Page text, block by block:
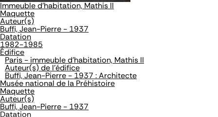
Immeuble d'habitation, Mathis II
Maquette
Auteur(s)
Buffi, Jean-Pierre - 1937
Datation
1982-1985
Édifice
Paris - immeuble d'habitation, Mathis II
Auteur(s) de l'édifice
Buffi, Jean-Pierre - 1937 : Architecte
Musée national de la Préhistoire
Maquette
Auteur(s)
Buffi, Jean-Pierre - 1937
Datation